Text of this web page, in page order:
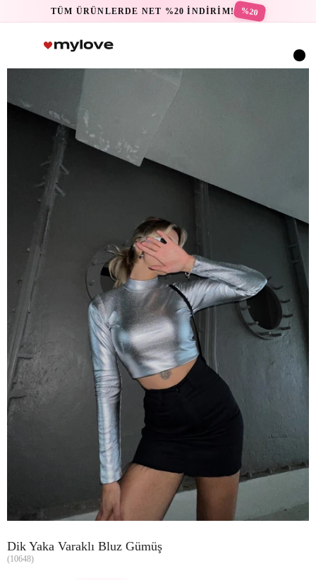
TÜM ÜRÜNLERDE NET %20 İNDİRİM! %20
Dik Yaka Varaklı Bluz Gümüş
(10648)